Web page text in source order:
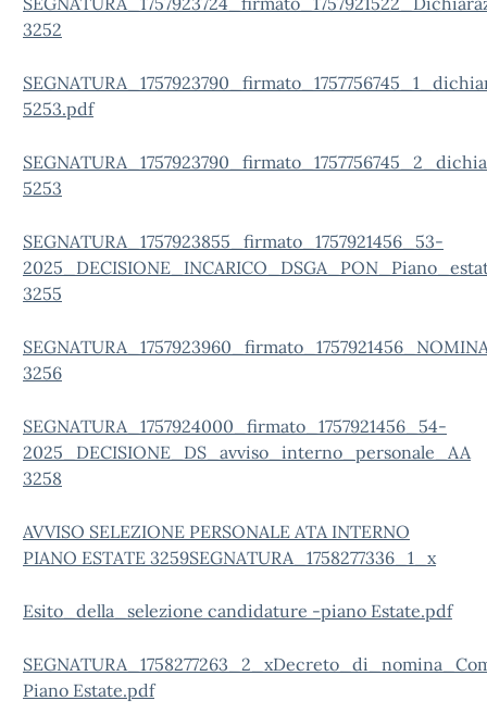
3252
5253.pdf
5253
SEGNATURA_1757923855_firmato_1757921456_53-
3255
3256
SEGNATURA_1757924000_firmato_1757921456_54-
2025_DECISIONE_DS_avviso_interno_personale_AA
3258
AVVISO SELEZIONE PERSONALE ATA INTERNO
PIANO ESTATE 3259SEGNATURA_1758277336_1_x
Esito_della_selezione candidature -piano Estate.pdf
Piano Estate.pdf